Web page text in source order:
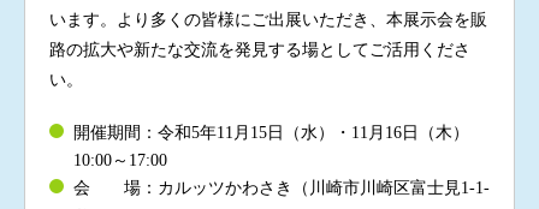
います。より多くの皆様にご出展いただき、本展示会を販
路の拡大や新たな交流を発見する場としてご活用くださ
い。
開催期間：令和5年11月15日（水）・11月16日（木）
10:00～17:00
会 場：カルッツかわさき（川崎市川崎区富士見1-1-